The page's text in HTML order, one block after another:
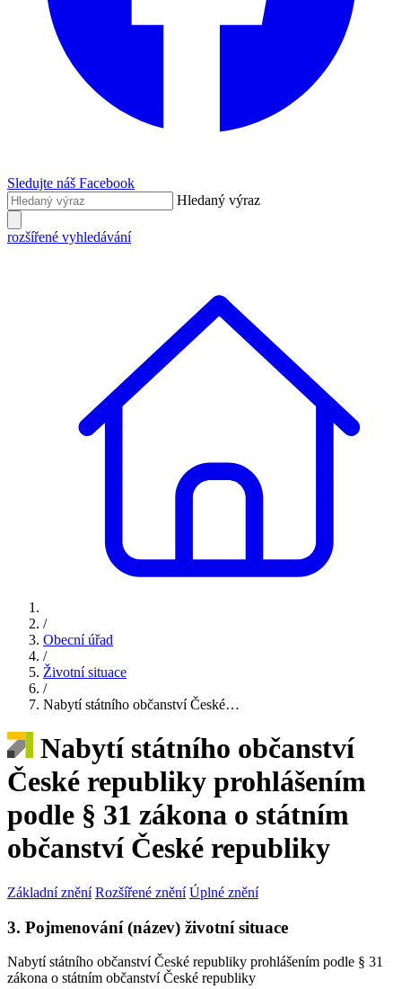
Sledujte náš Facebook
Hledaný výraz
rozšířené vyhledávání
/
Obecní úřad
/
Životní situace
/
Nabytí státního občanství České…
Nabytí státního občanství
České republiky prohlášením
podle § 31 zákona o státním
občanství České republiky
Základní znění Rozšířené znění Úplné znění
3. Pojmenování (název) životní situace
Nabytí státního občanství České republiky prohlášením podle § 31
zákona o státním občanství České republiky